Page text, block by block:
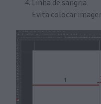
Linha de sangria
Evita colocar